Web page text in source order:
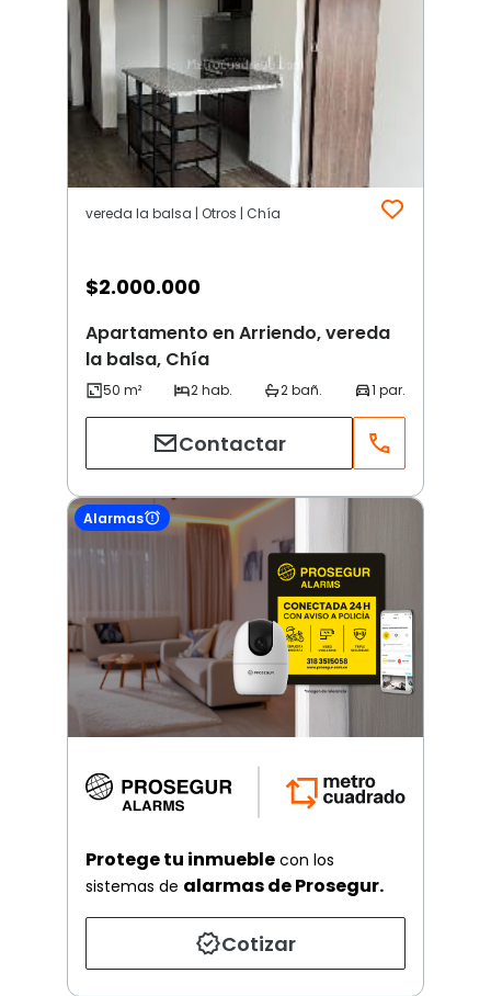
vereda la balsa | Otros | Chía
$2.000.000
Apartamento en Arriendo, vereda
la balsa, Chía
Contactar
Alarmas
Protege tu inmueble con los
sistemas de alarmas de Prosegur.
Cotizar